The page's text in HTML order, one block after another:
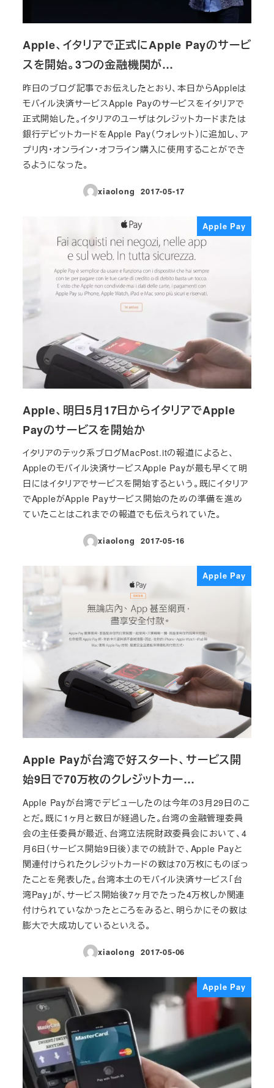
Apple、イタリアで正式にApple Payのサービ
スを開始。3つの金融機関が…
昨日のブログ記事でお伝えしたとおり、本日からAppleは
モバイル決済サービスApple Payのサービスをイタリアで
正式開始した。イタリアのユーザはクレジットカードまたは
銀行デビットカードをApple Pay（ウォレット）に追加し、ア
プリ内・オンライン・オフライン購入に使用することができ
るようになった。
xiaolong
投稿日
2017-05-17
Apple Pay
Apple、明日5月17日からイタリアでApple
Payのサービスを開始か
イタリアのテック系ブログMacPost.itの報道によると、
Appleのモバイル決済サービスApple Payが最も早くて明
日にはイタリアでサービスを開始するという。既にイタリア
でAppleがApple Payサービス開始のための準備を進め
ていたことはこれまでの報道でも伝えられていた。
xiaolong
投稿日
2017-05-16
Apple Pay
Apple Payが台湾で好スタート、サービス開
始9日で70万枚のクレジットカー…
Apple Payが台湾でデビューしたのは今年の3月29日のこ
とだ。既に1ヶ月と数日が経過した。台湾の金融管理委員
会の主任委員が最近、台湾立法院財政委員会において、4
月6日（サービス開始9日後）までの統計で、Apple Payと
関連付けられたクレジットカードの数は70万枚にものぼっ
たことを発表した。台湾本土のモバイル決済サービス「台
湾Pay」が、サービス開始後7ヶ月でたった4万枚しか関連
付けられていなかったところをみると、明らかにその数は
膨大で大成功しているといえる。
xiaolong
投稿日
2017-05-06
Apple Pay